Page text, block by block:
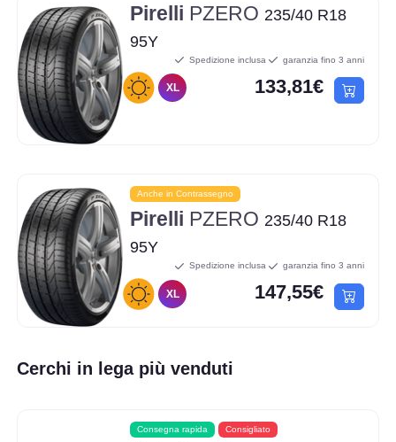
Pirelli PZERO 235/40 R18
95Y
XL
Spedizione inclusa garanzia fino 3 anni
133,81€
Anche in Contrassegno
Pirelli PZERO 235/40 R18
95Y
XL
Spedizione inclusa garanzia fino 3 anni
147,55€
Cerchi in lega più venduti
Consegna rapida Consigliato